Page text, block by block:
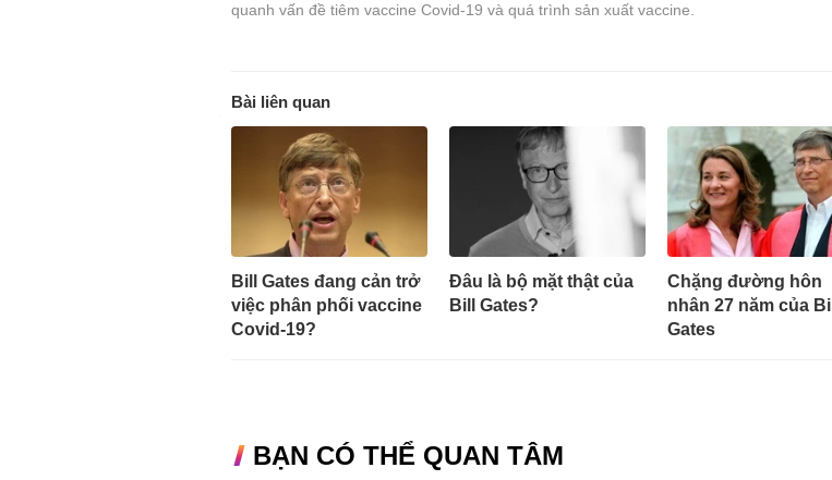
quanh vấn đề tiêm vaccine Covid-19 và quá trình sản xuất vaccine.
Bài liên quan
Bill Gates đang cản trở
việc phân phối vaccine
Covid-19?
Đâu là bộ mặt thật của
Bill Gates?
Chặng đường hôn
nhân 27 năm của Bill
Gates
BẠN CÓ THỂ QUAN TÂM